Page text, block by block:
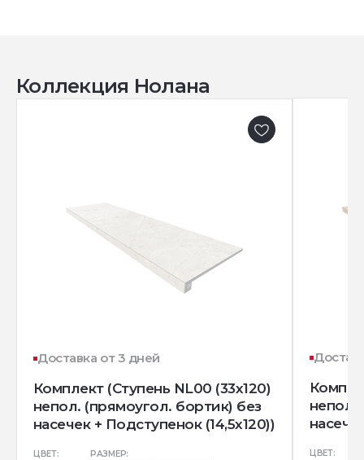
Коллекция Нолана
Доставка от 3 дней
Комплект (Ступень NL00 (33x120)
непол. (прямоугол. бортик) без
насечек + Подступенок (14,5x120))
ЦВЕТ: РАЗМЕР:
непол.
ЦВЕТ: